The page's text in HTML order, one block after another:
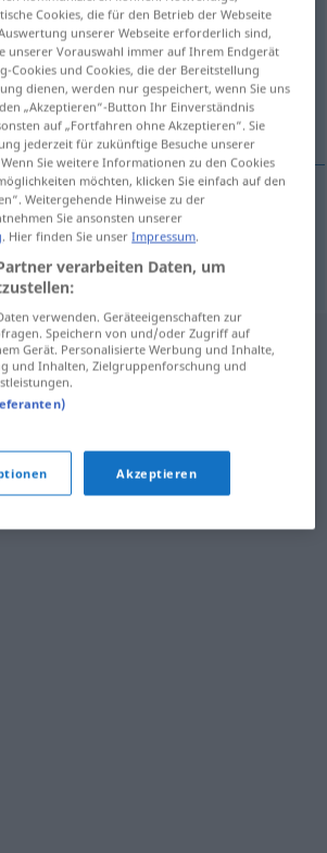
Übersetzung anklicken/antippen)
ZOOL
Cookies, die für den Betrieb der Webseite
unserer Webseite erforderlich sind,
unserer Vorauswahl immer auf Ihrem Endgerät
Cookies und Cookies, die der Bereitstellung
dienen, werden nur gespeichert, wenn Sie uns
„Akzeptieren“-Button Ihr Einverständnis
auf „Fortfahren ohne Akzeptieren“. Sie
jederzeit für zukünftige Besuche unserer
Sie weitere Informationen zu den Cookies
möchten, klicken Sie einfach auf den
Weitergehende Hinweise zu der
Sie ansonsten unserer
. Hier finden Sie unserImpressum
verarbeiten Daten, um
verwenden. Geräteeigenschaften zur
Speichern von und/oder Zugriff auf
Gerät. Personalisierte Werbung und Inhalte,
und Inhalten, Zielgruppenforschung und
Akzeptieren